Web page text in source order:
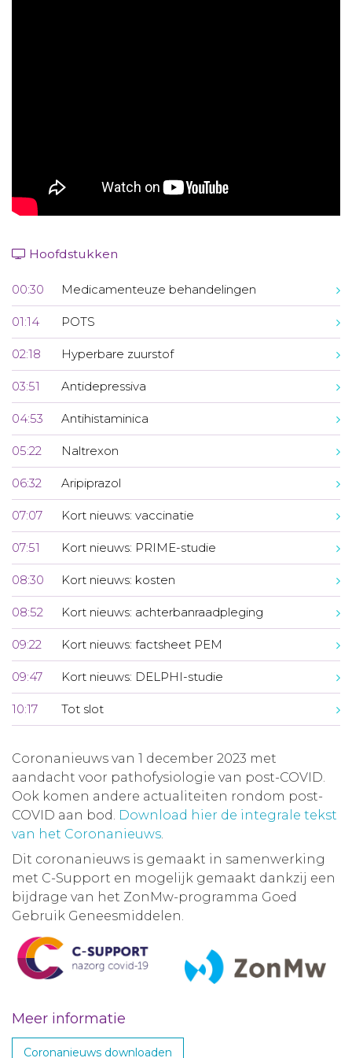
Hoofdstukken
00:30 Medicamenteuze behandelingen
01:14 POTS
02:18 Hyperbare zuurstof
03:51 Antidepressiva
04:53 Antihistaminica
05:22 Naltrexon
06:32 Aripiprazol
07:07 Kort nieuws: vaccinatie
07:51 Kort nieuws: PRIME-studie
08:30 Kort nieuws: kosten
08:52 Kort nieuws: achterbanraadpleging
09:22 Kort nieuws: factsheet PEM
09:47 Kort nieuws: DELPHI-studie
10:17 Tot slot
Coronanieuws van 1 december 2023 met
aandacht voor pathofysiologie van post-COVID.
Ook komen andere actualiteiten rondom post-
COVID aan bod. Download hier de integrale tekst
van het Coronanieuws.
Dit coronanieuws is gemaakt in samenwerking
met C-Support en mogelijk gemaakt dankzij een
bijdrage van het ZonMw-programma Goed
Gebruik Geneesmiddelen.
Meer informatie
Coronanieuws downloaden